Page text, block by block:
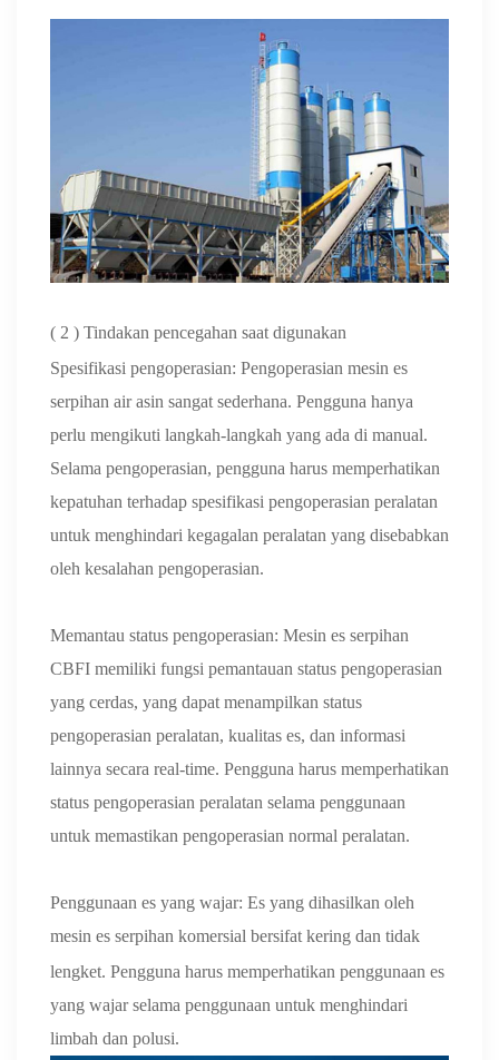
( 2 ) Tindakan pencegahan saat digunakan
Spesifikasi pengoperasian: Pengoperasian mesin es
serpihan air asin sangat sederhana. Pengguna hanya
perlu mengikuti langkah-langkah yang ada di manual.
Selama pengoperasian, pengguna harus memperhatikan
kepatuhan terhadap spesifikasi pengoperasian peralatan
untuk menghindari kegagalan peralatan yang disebabkan
oleh kesalahan pengoperasian.
Memantau status pengoperasian: Mesin es serpihan
CBFI memiliki fungsi pemantauan status pengoperasian
yang cerdas, yang dapat menampilkan status
pengoperasian peralatan, kualitas es, dan informasi
lainnya secara real-time. Pengguna harus memperhatikan
status pengoperasian peralatan selama penggunaan
untuk memastikan pengoperasian normal peralatan.
Penggunaan es yang wajar: Es yang dihasilkan oleh
mesin es serpihan komersial bersifat kering dan tidak
lengket. Pengguna harus memperhatikan penggunaan es
yang wajar selama penggunaan untuk menghindari
limbah dan polusi.